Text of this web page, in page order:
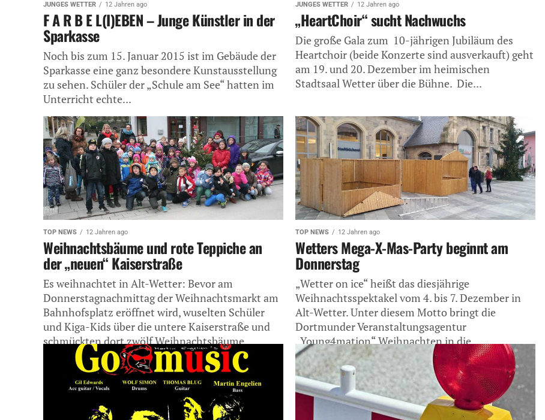
JUNGES WETTER 12 Jahren ago
F A R B E L(I)EBEN – Junge Künstler in der
Sparkasse
Noch bis zum 15. Januar 2015 ist im Gebäude der
Sparkasse eine ganz besondere Kunstausstellung
zu sehen. Schüler der „Schule am See“ hatten im
Unterricht echte...
JUNGES WETTER 12 Jahren ago
„HeartChoir“ sucht Nachwuchs
Die große Gala zum 10-jährigen Jubiläum des
Heartchoir (beide Konzerte sind ausverkauft) geht
am 19. und 20. Dezember im heimischen
Stadtsaal Wetter über die Bühne. Die...
TOP NEWS 12 Jahren ago
Weihnachtsbäume und rote Teppiche an
der „neuen“ Kaiserstraße
Es weihnachtet in Alt-Wetter: Bevor am
Donnerstagnachmittag der Weihnachtsmarkt am
Bahnhofsplatz eröffnet wird, wuselten Schüler
und Kiga-Kids über die untere Kaiserstraße und
schmückten dort zwölf Weihnachtsbäume,...
TOP NEWS 12 Jahren ago
Wetters Mega-X-Mas-Party beginnt am
Donnerstag
„Wetter on ice“ heißt das diesjährige
Weihnachtsspektakel vom 4. bis 7. Dezember in
Alt-Wetter. Unter diesem Motto bringt die
Dortmunder Veranstaltungsagentur
„Young4mation“ Weihnachten in die
Harkortstadt....